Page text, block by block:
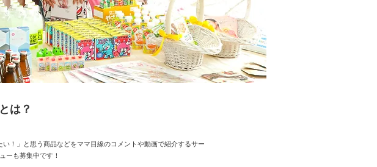
は？
！」と思う商品などをママ目線のコメントや動画で紹介するサー
ーも募集中です！